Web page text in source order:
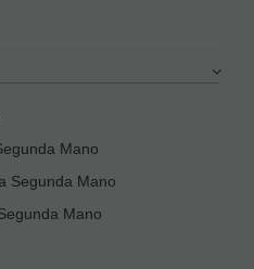
Mano
Segunda Mano
Mano